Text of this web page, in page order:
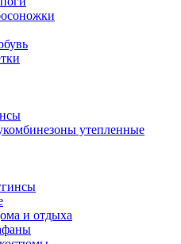
утепленные
и отдыха